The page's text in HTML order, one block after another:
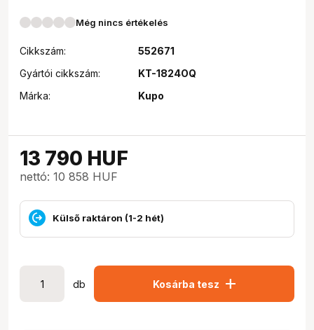
Még nincs értékelés
Cikkszám:
552671
Gyártói cikkszám:
KT-1824OQ
Márka:
Kupo
13 790 HUF
nettó: 10 858 HUF
Külső raktáron (1-2 hét)
db Kosárba tesz add